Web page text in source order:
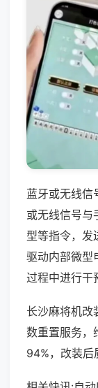
蓝牙或无线信
或无线信号与
型等指令，发
驱动内部微型
过程中进行干
长沙麻将机改
数重置服务，
94%，改装后